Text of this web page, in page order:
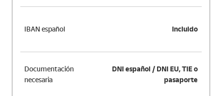
IBAN español Incluido
Documentación
necesaria
DNI español / DNI EU, TIE o
pasaporte